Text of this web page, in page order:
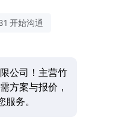
开始沟通
公司！主营竹
方案与报价，
务。